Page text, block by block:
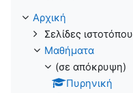
Αρχική
Σελίδες ιστοτόπου
Μαθήματα
(σε απόκρυψη)
Πυρηνική